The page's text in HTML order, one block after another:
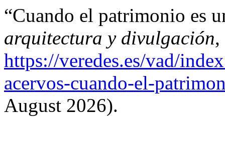
“Cuando el patrimonio es
arquitectura y divulgación,
https://veredes.es/vad/
acervos-cuando-el-
August 2026).